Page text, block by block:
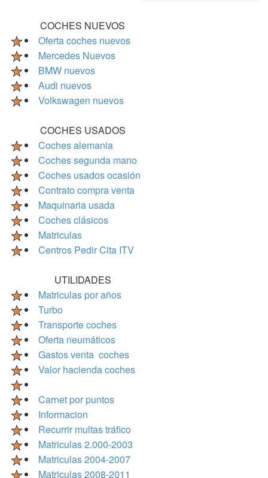
COCHES NUEVOS
Oferta coches nuevos
Mercedes Nuevos
BMW nuevos
Audi nuevos
Volkswagen nuevos
COCHES USADOS
Coches alemania
Coches segunda mano
Coches usados ocasión
Contrato compra venta
Maquinaria usada
Coches clásicos
Matriculas
Centros Pedir Cita ITV
UTILIDADES
Matriculas por años
Turbo
Transporte coches
Oferta neumáticos
Gastos venta coches
Valor hacienda coches
Carnet por puntos
Informacion
Recurrir multas tráfico
Matriculas 2.000-2003
Matriculas 2004-2007
Matriculas 2008-2011